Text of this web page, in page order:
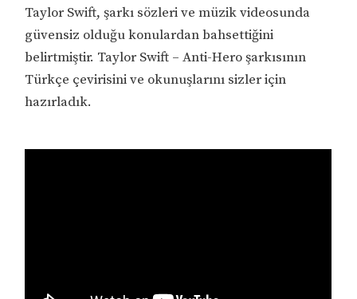
Taylor Swift, şarkı sözleri ve müzik videosunda
güvensiz olduğu konulardan bahsettiğini
belirtmiştir. Taylor Swift – Anti-Hero şarkısının
Türkçe çevirisini ve okunuşlarını sizler için
hazırladık.